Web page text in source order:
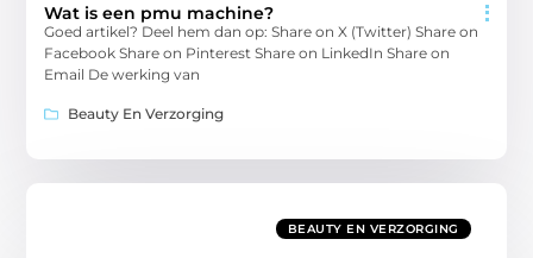
Wat is een pmu machine?
Goed artikel? Deel hem dan op: Share on X (Twitter) Share on
Facebook Share on Pinterest Share on LinkedIn Share on
Email De werking van
Beauty En Verzorging
BEAUTY EN VERZORGING